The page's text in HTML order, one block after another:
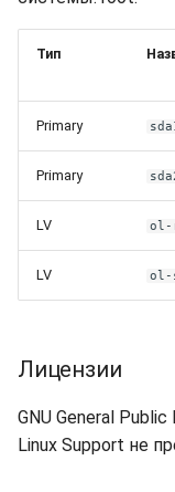
Тип
Primary
Primary
LV ol-
LV ol-
Лицензии
GNU General
Linux Support не